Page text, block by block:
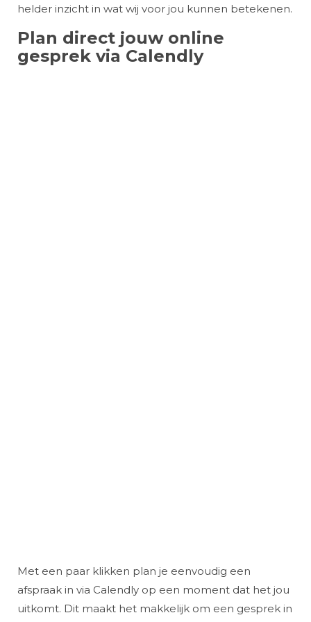
helder inzicht in wat wij voor jou kunnen betekenen.
Plan direct jouw online
gesprek via Calendly
Met een paar klikken plan je eenvoudig een
afspraak in via Calendly op een moment dat het jou
uitkomt. Dit maakt het makkelijk om een gesprek in